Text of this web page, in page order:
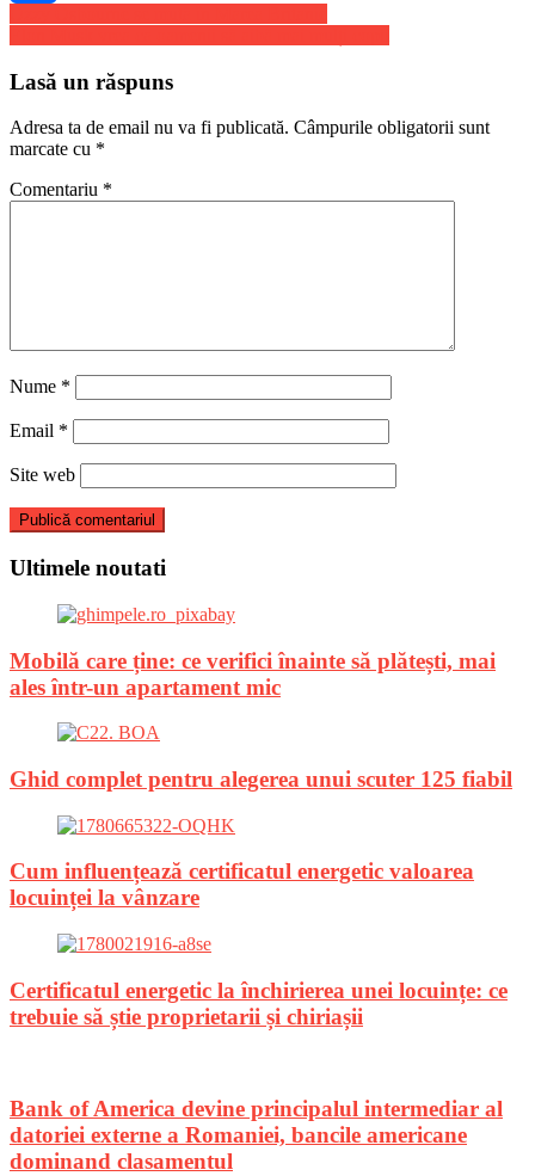
Share
Navigare
în
articole
Lasă un răspuns
Adresa ta de email nu va fi publicată. Câmpurile obligatorii sunt
marcate cu *
Comentariu *
Nume *
Email *
Site web
Ultimele noutati
Mobilă care ține: ce verifici înainte să plătești, mai
ales într-un apartament mic
Ghid complet pentru alegerea unui scuter 125 fiabil
Cum influențează certificatul energetic valoarea
locuinței la vânzare
Certificatul energetic la închirierea unei locuințe: ce
trebuie să știe proprietarii și chiriașii
Bank of America devine principalul intermediar al
datoriei externe a Romaniei, bancile americane
dominand clasamentul